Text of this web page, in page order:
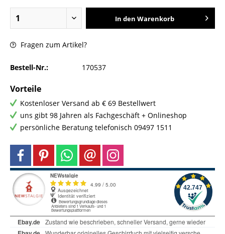
In den Warenkorb
Fragen zum Artikel?
Bestell-Nr.: 170537
Vorteile
Kostenloser Versand ab € 69 Bestellwert
uns gibt 98 Jahren als Fachgeschäft + Onlineshop
persönliche Beratung telefonisch 09497 1511